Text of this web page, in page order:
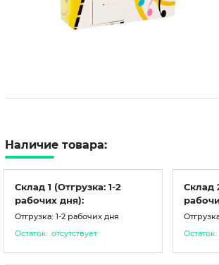
Наличие товара:
Склад 1 (Отгрузка: 1-2
рабочих дня):
Отгрузка: 1-2 рабочих дня
Остаток: отсутствует
Склад
Остаток: